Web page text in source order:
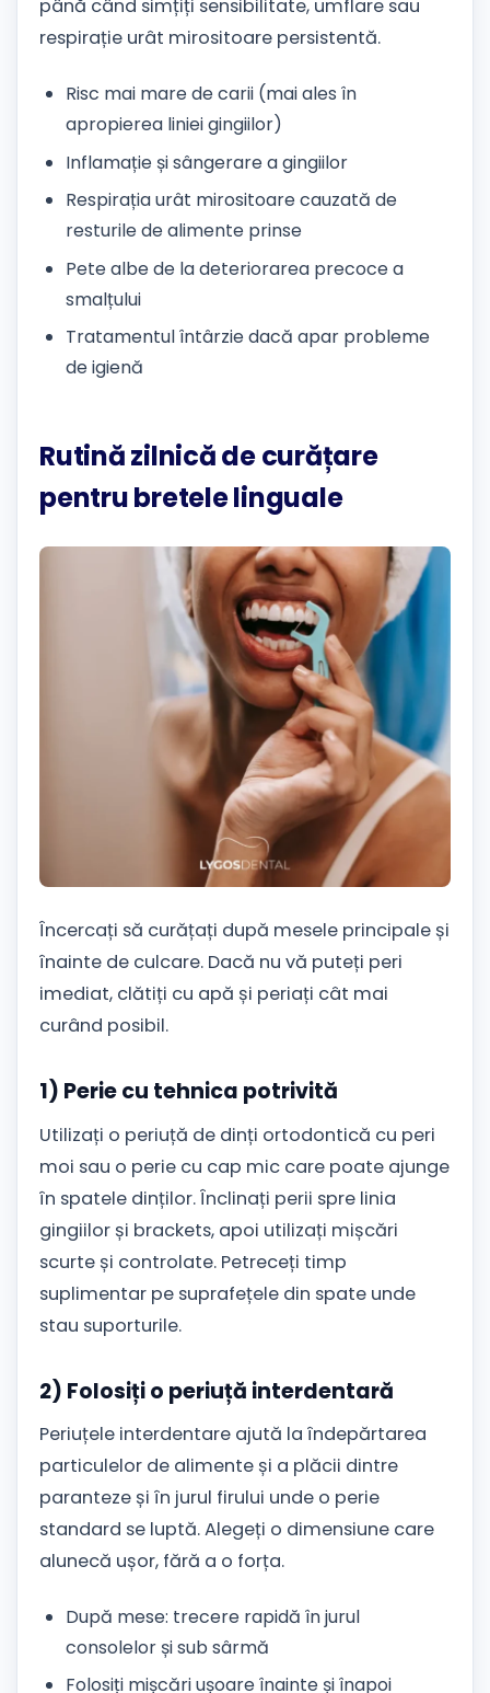
până când simțiți sensibilitate, umflare sau
respirație urât mirositoare persistentă.
Risc mai mare de carii (mai ales în
apropierea liniei gingiilor)
Inflamație și sângerare a gingiilor
Respirația urât mirositoare cauzată de
resturile de alimente prinse
Pete albe de la deteriorarea precoce a
smalțului
Tratamentul întârzie dacă apar probleme
de igienă
Rutină zilnică de curățare
pentru bretele linguale
Încercați să curățați după mesele principale și
înainte de culcare. Dacă nu vă puteți peri
imediat, clătiți cu apă și periați cât mai
curând posibil.
1) Perie cu tehnica potrivită
Utilizați o periuță de dinți ortodontică cu peri
moi sau o perie cu cap mic care poate ajunge
în spatele dinților. Înclinați perii spre linia
gingiilor și brackets, apoi utilizați mișcări
scurte și controlate. Petreceți timp
suplimentar pe suprafețele din spate unde
stau suporturile.
2) Folosiți o periuță interdentară
Periuțele interdentare ajută la îndepărtarea
particulelor de alimente și a plăcii dintre
paranteze și în jurul firului unde o perie
standard se luptă. Alegeți o dimensiune care
alunecă ușor, fără a o forța.
După mese: trecere rapidă în jurul
consolelor și sub sârmă
Folosiți mișcări ușoare înainte și înapoi